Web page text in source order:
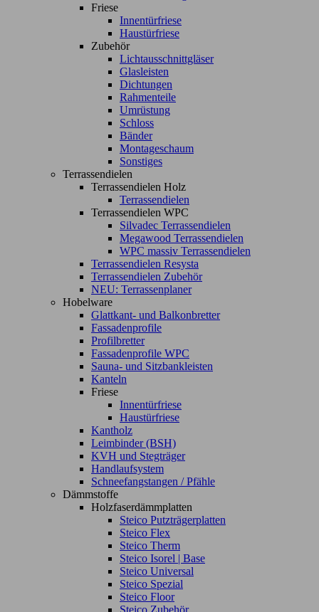
Friese
Innentürfriese
Haustürfriese
Zubehör
Lichtausschnittgläser
Glasleisten
Dichtungen
Rahmenteile
Umrüstung
Schloss
Bänder
Montageschaum
Sonstiges
Terrassendielen
Terrassendielen Holz
Terrassendielen
Terrassendielen WPC
Silvadec Terrassendielen
Megawood Terrassendielen
WPC massiv Terrassendielen
Terrassendielen Resysta
Terrassendielen Zubehör
NEU: Terrassenplaner
Hobelware
Glattkant- und Balkonbretter
Fassadenprofile
Profilbretter
Fassadenprofile WPC
Sauna- und Sitzbankleisten
Kanteln
Friese
Innentürfriese
Haustürfriese
Kantholz
Leimbinder (BSH)
KVH und Stegträger
Handlaufsystem
Schneefangstangen / Pfähle
Dämmstoffe
Holzfaserdämmplatten
Steico Putzträgerplatten
Steico Flex
Steico Therm
Steico Isorel | Base
Steico Universal
Steico Spezial
Steico Floor